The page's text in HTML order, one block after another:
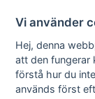
Vi använder
Hej, denna
att den
förstå hur du
används först